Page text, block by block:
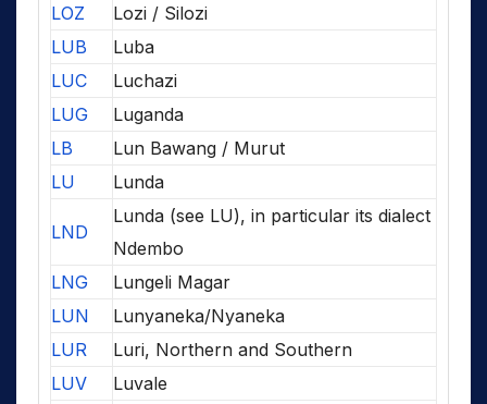
LOZ
Lozi / Silozi
LUB
Luba
LUC
Luchazi
LUG
Luganda
LB
Lun Bawang / Murut
LU
Lunda
LND
Lunda (see LU), in particular its dialect
Ndembo
LNG
Lungeli Magar
LUN
Lunyaneka/Nyaneka
LUR
Luri, Northern and Southern
LUV
Luvale